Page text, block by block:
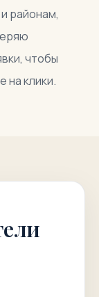
районам,
чтобы
на клики.